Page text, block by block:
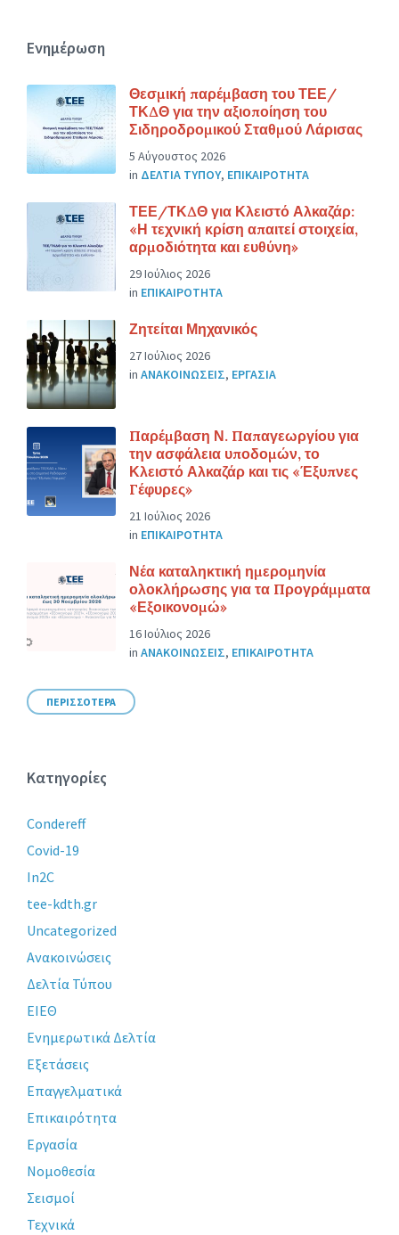
Ενημέρωση
Θεσμική παρέμβαση του ΤΕΕ/
ΤΚΔΘ για την αξιοποίηση του
Σιδηροδρομικού Σταθμού Λάρισας
5 Αύγουστος 2026
in ΔΕΛΤΙΑ ΤΥΠΟΥ, ΕΠΙΚΑΙΡΟΤΗΤΑ
ΤΕΕ/ΤΚΔΘ για Κλειστό Αλκαζάρ:
«Η τεχνική κρίση απαιτεί στοιχεία,
αρμοδιότητα και ευθύνη»
29 Ιούλιος 2026
in ΕΠΙΚΑΙΡΟΤΗΤΑ
Ζητείται Μηχανικός
27 Ιούλιος 2026
in ΑΝΑΚΟΙΝΩΣΕΙΣ, ΕΡΓΑΣΙΑ
Παρέμβαση Ν. Παπαγεωργίου για
την ασφάλεια υποδομών, το
Κλειστό Αλκαζάρ και τις «Έξυπνες
Γέφυρες»
21 Ιούλιος 2026
in ΕΠΙΚΑΙΡΟΤΗΤΑ
Νέα καταληκτική ημερομηνία
ολοκλήρωσης για τα Προγράμματα
«Εξοικονομώ»
16 Ιούλιος 2026
in ΑΝΑΚΟΙΝΩΣΕΙΣ, ΕΠΙΚΑΙΡΟΤΗΤΑ
ΠΕΡΙΣΣΟΤΕΡΑ
Κατηγορίες
Condereff
Covid-19
In2C
tee-kdth.gr
Uncategorized
Ανακοινώσεις
Δελτία Τύπου
ΕΙΕΘ
Ενημερωτικά Δελτία
Εξετάσεις
Επαγγελματικά
Επικαιρότητα
Εργασία
Νομοθεσία
Σεισμοί
Τεχνικά